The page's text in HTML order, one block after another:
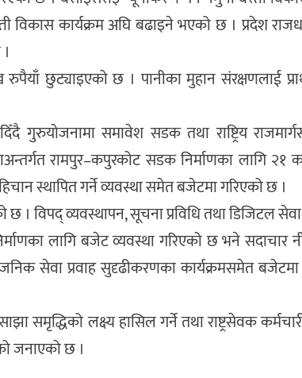
विकास कार्यक्रम अघि बढाइने भएको छ । प्रदेश
छुट्याइएको छ । पानीका मुहान संरक्षणलाई
गुरुयोजनामा समावेश सडक तथा राष्ट्रिय
रामपुर–कपुरकोट सडक निर्माणका लागि २१
स्थापित गर्ने व्यवस्था समेत बजेटमा गरिएको छ ।
। विपद् व्यवस्थापन, सूचना प्रविधि तथा डिजिटल
लागि बजेट व्यवस्था गरिएको छ भने सदाचार
सेवा प्रवाह सुदृढीकरणका कार्यक्रमसमेत
समृद्धिको लक्ष्य हासिल गर्ने तथा राष्ट्रसेवक
जनाएको छ ।